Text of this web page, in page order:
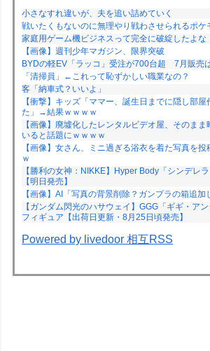
小さなすれ違いが、夫を追い詰めていく
戦いたくもないのに無理やり戦わさせられるポケ
家庭用ゲーム機ビジネスって完全に破綻したよな
【画像】週刊少年マガジン、限界突破
BYDの軽EV「ラッコ」受注が700台超 7月販売
「清掃員」←これって恥ずかしい職業なの？
客「納車式？いいよ」
【衝撃】キッズ「ママー、誕生日までに隠し部
た」→結果ｗｗｗｗ
【画像】廃墟化したレンタルビデオ屋、そのま
いると話題にｗｗｗｗ
【画像】女さん、ミニ過ぎる浴衣を着た写真を
ｗ
【勝利の女神：NIKKE】Hyper Body「シンデレ
【明日発売】
【画像】AI「写真の背景削除？ガンプラの箱追加
【ガンダム閃光のハサウェイ】GGG「ギギ・アン
フィギュア【出荷日更新・8月25日頃発売】
Powered by livedoor 相互RSS